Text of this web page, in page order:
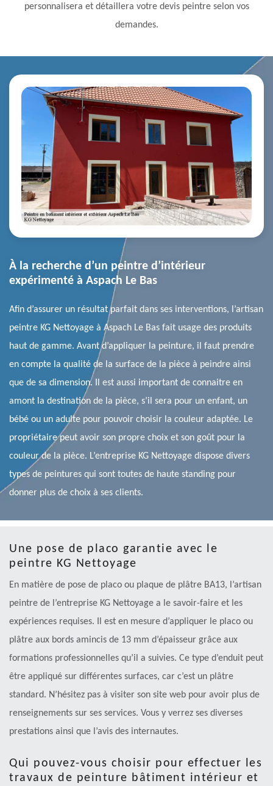
personnalisera et détaillera votre devis peintre selon vos
demandes.
À la recherche d’un peintre d’intérieur
expérimenté à Aspach Le Bas
Afin d’assurer un résultat parfait dans ses interventions, l’artisan
peintre KG Nettoyage à Aspach Le Bas fait usage des produits
haut de gamme. Avant d’appliquer la peinture, il faut prendre
en compte la qualité de la surface de la pièce à peindre ainsi
que de sa dimension. Il est aussi important de connaitre en
amont la destination de la pièce, s’il sera pour un enfant, un
bébé ou un adulte pour pouvoir choisir la couleur adaptée. Le
propriétaire peut avoir son propre choix et son goût pour la
couleur de la pièce. L’entreprise KG Nettoyage dispose divers
types de peintures qui sont toutes de haute standing pour
donner plus de choix à ses clients.
Une pose de placo garantie avec le
peintre KG Nettoyage
En matière de pose de placo ou plaque de plâtre BA13, l’artisan
peintre de l’entreprise KG Nettoyage a le savoir-faire et les
expériences requises. Il est en mesure d’appliquer le placo ou
plâtre aux bords amincis de 13 mm d’épaisseur grâce aux
formations professionnelles qu’il a suivies. Ce type d’enduit peut
être appliqué sur différentes surfaces, car c’est un plâtre
standard. N’hésitez pas à visiter son site web pour avoir plus de
renseignements sur ses services. Vous y verrez ses diverses
prestations ainsi que l’avis des internautes.
Qui pouvez-vous choisir pour effectuer les
travaux de peinture bâtiment intérieur et